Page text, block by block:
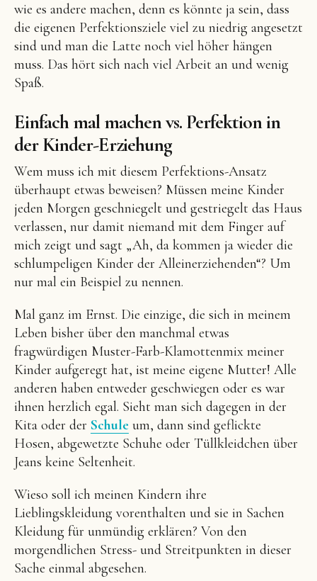
wie es andere machen, denn es könnte ja sein, dass
die eigenen Perfektionsziele viel zu niedrig angesetzt
sind und man die Latte noch viel höher hängen
muss. Das hört sich nach viel Arbeit an und wenig
Spaß.
Einfach mal machen vs. Perfektion in
der Kinder-Erziehung
Wem muss ich mit diesem Perfektions-Ansatz
überhaupt etwas beweisen? Müssen meine Kinder
jeden Morgen geschniegelt und gestriegelt das Haus
verlassen, nur damit niemand mit dem Finger auf
mich zeigt und sagt „Ah, da kommen ja wieder die
schlumpeligen Kinder der Alleinerziehenden“? Um
nur mal ein Beispiel zu nennen.
Mal ganz im Ernst. Die einzige, die sich in meinem
Leben bisher über den manchmal etwas
fragwürdigen Muster-Farb-Klamottenmix meiner
Kinder aufgeregt hat, ist meine eigene Mutter! Alle
anderen haben entweder geschwiegen oder es war
ihnen herzlich egal. Sieht man sich dagegen in der
Kita oder der Schule um, dann sind geflickte
Hosen, abgewetzte Schuhe oder Tüllkleidchen über
Jeans keine Seltenheit.
Wieso soll ich meinen Kindern ihre
Lieblingskleidung vorenthalten und sie in Sachen
Kleidung für unmündig erklären? Von den
morgendlichen Stress- und Streitpunkten in dieser
Sache einmal abgesehen.